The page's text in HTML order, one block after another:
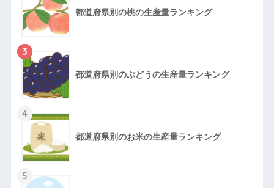
都道府県別の桃の生産量ランキング
3
都道府県別のぶどうの生産量ランキング
4
都道府県別のお米の生産量ランキング
5